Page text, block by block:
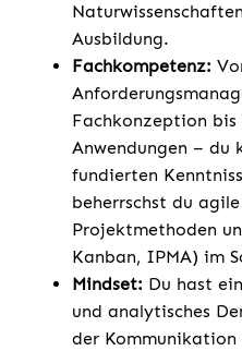
Ausbildung.
Fachkompetenz:
Fachkonzeption
Anwendungen – du
fundierten
beherrschst du
Projektmethoden
Kanban, IPMA) im
Mindset: Du hast
und analytisches
der